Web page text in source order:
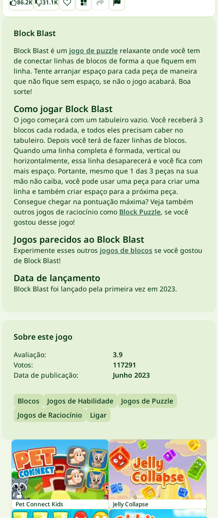
86.2K 31.1K
Block Blast
Block Blast é um jogo de puzzle relaxante onde você tem
de conectar linhas de blocos de forma a que fiquem em
linha. Tente arranjar espaço para cada peça de maneira
que não fique sem espaço, se não o jogo acabará. Boa
sorte!
Como jogar Block Blast
O jogo começará com um tabuleiro vazio. Você receberá 3
blocos cada rodada, e todos eles precisam caber no
tabuleiro. Depois você terá de fazer linhas de blocos.
Quando uma linha completa é formada, vertical ou
horizontalmente, essa linha desaparecerá e você fica com
mais espaço. Portante, mesmo que 1 das 3 peças na sua
mão não caiba, você pode usar uma peça para criar uma
linha e também criar espaço para a próxima peça.
Consegue chegar na pontuação máxima? Veja também
outros jogos de raciocínio como Block Puzzle, se você
gostou desse jogo!
Jogos parecidos ao Block Blast
Experimente esses outros jogos de blocos se você gostou
de Block Blast!
Data de lançamento
Block Blast foi lançado pela primeira vez em 2023.
Sobre este jogo
Avaliação:
3.9
Votos:
117291
Data de publicação:
Junho 2023
Blocos Jogos de Habilidade
Jogos de Puzzle
Jogos de Raciocínio
Ligar
Pet Connect Kids Jelly Collapse